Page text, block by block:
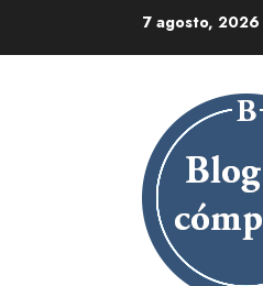
7 agosto, 2026